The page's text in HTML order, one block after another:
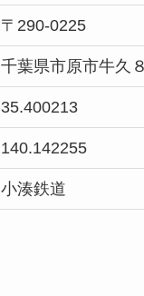
〒290-0225
千葉県市原市牛久
35.400213
140.142255
小湊鉄道